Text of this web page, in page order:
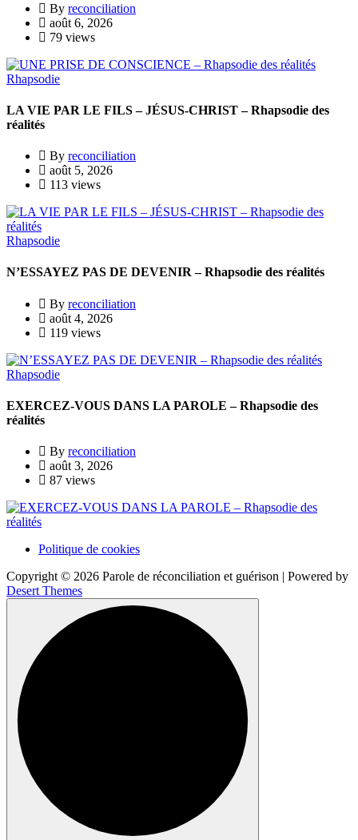
By reconciliation
août 6, 2026
79 views
Rhapsodie
LA VIE PAR LE FILS – JÉSUS-CHRIST – Rhapsodie des
réalités
By reconciliation
août 5, 2026
113 views
Rhapsodie
N’ESSAYEZ PAS DE DEVENIR – Rhapsodie des réalités
By reconciliation
août 4, 2026
119 views
Rhapsodie
EXERCEZ-VOUS DANS LA PAROLE – Rhapsodie des
réalités
By reconciliation
août 3, 2026
87 views
Politique de cookies
Copyright © 2026 Parole de réconciliation et guérison | Powered by
Desert Themes